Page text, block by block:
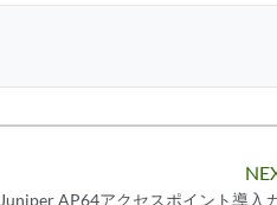
Juniper AP64アクセスポイント導入